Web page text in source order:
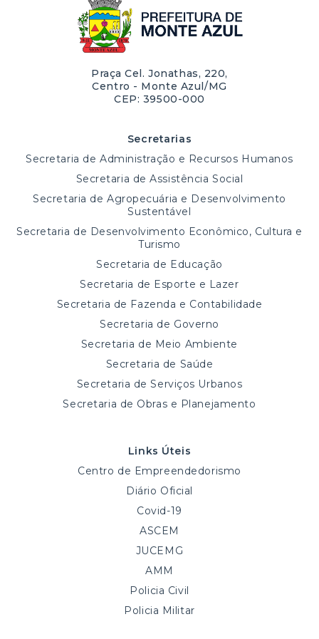
Praça Cel. Jonathas, 220,
Centro - Monte Azul/MG
CEP: 39500-000
Secretarias
Secretaria de Administração e Recursos Humanos
Secretaria de Assistência Social
Secretaria de Agropecuária e Desenvolvimento
Sustentável
Secretaria de Desenvolvimento Econômico, Cultura e
Turismo
Secretaria de Educação
Secretaria de Esporte e Lazer
Secretaria de Fazenda e Contabilidade
Secretaria de Governo
Secretaria de Meio Ambiente
Secretaria de Saúde
Secretaria de Serviços Urbanos
Secretaria de Obras e Planejamento
Links Úteis
Centro de Empreendedorismo
Diário Oficial
Covid-19
ASCEM
JUCEMG
AMM
Policia Civil
Policia Militar